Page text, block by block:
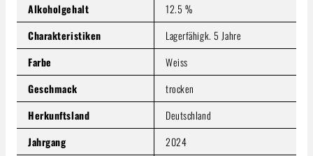
Produkt Anzahl: Gib den gewünschten Wert ein oder
In den Warenkorb
Alkoholgehalt
12.5 %
Charakteristiken
Lagerfähigk. 5 Jahre
Farbe
Weiss
Geschmack
trocken
Herkunftsland
Deutschland
Jahrgang
2024